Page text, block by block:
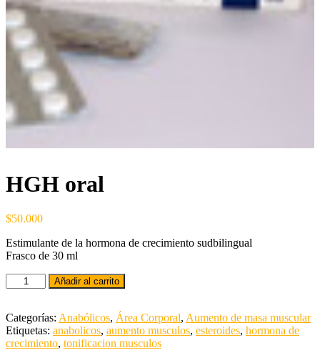
HGH oral
$50.000
Estimulante de la hormona de crecimiento sudbilingual
Frasco de 30 ml
Añadir al carrito
Categorías: Anabólicos, Área Corporal, Aumento de masa muscular
Etiquetas: anabolicos, aumento musculos, esteroides, hormona de
crecimiento, tonificacion musculos